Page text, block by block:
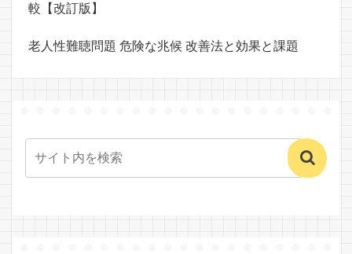
較【改訂版】
老人性難聴問題 危険な兆候 改善法と効果と課題